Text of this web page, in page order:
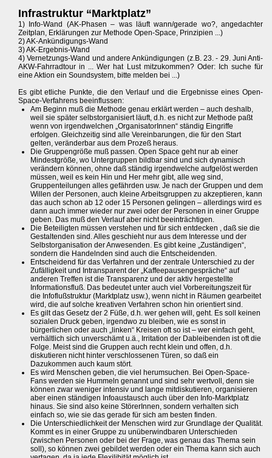
Infrastruktur “Marktplatz”
1) Info-Wand (AK-Phasen – was läuft wann/gerade wo?, angedachter
Zeitplan, Erklärungen zur Methode Open-Space, Prinzipien ...)
2) AK-Ankündigungs-Wand
3) AK-Ergebnis-Wand
4) Vernetzungs-Wand und andere Ankündigungen (z.B. 23. - 29. Juni Anti-
AKW-Fahrradtour in ... Wer hat Lust mitzukommen? Oder: Ich suche für
eine Aktion ein Soundsystem, bitte melden bei ...)
Es gibt etliche Punkte, die den Verlauf und die Ergebnisse eines Open-
Space-Verfahrens beeinflussen:
Am Beginn muß die Methode genau erklärt werden – auch deshalb,
weil sie später selbstorganisiert läuft, d.h. es nicht zur Methode paßt
wenn von irgendwelchen „OrganisatorInnen“ ständig Eingriffe
erfolgen. Gleichzeitig sind alle Vereinbarungen, die für den Start
gelten, veränderbar aus dem Prozeß heraus.
Die Gruppengröße muß passen. Open Space geht nur ab einer
Mindestgröße, wo Untergruppen bildbar sind und sich dynamisch
verändern können, ohne daß ständig irgendwelche aufgelöst werden
müssen, weil es kein Hin und Her mehr gibt, alle weg sind,
Gruppenteilungen alles gefährden usw. Je nach der Gruppen und dem
Willen der Personen, auch kleine Arbeitsgruppen zu akzeptieren, kann
das auch schon ab 12 oder 15 Personen gelingen – allerdings wird es
dann auch immer wieder nur zwei oder der Personen in einer Gruppe
geben. Das muß den Verlauf aber nicht beeinträchtigen.
Die Beteiligten müssen verstehen und für sich entdecken , daß sie die
Gestaltenden sind. Alles geschieht nur aus dem Interesse und der
Selbstorganisation der Anwesenden. Es gibt keine „Zuständigen“,
sondern die Handelnden sind auch die Entscheidenden.
Entscheidend für das Verfahren und der zentrale Unterschied zu der
Zufälligkeit und Intransparent der „Kaffeepausengespräche“ auf
anderen Treffen ist die Transparenz und der aktiv hergestellte
Informationsfluß. Das bedeutet unter auch viel Vorbereitungszeit für
die Infoflußstruktur (Marktplatz usw.), wenn nicht in Räumen gearbeitet
wird, die auf solche kreativen Verfahren schon hin orientiert sind.
Es gilt das Gesetz der 2 Füße, d.h. wer gehen will, geht. Es soll keinen
sozialen Druck geben, irgendwo zu bleiben, wie es sonst in
bürgerlichen oder auch „linken“ Kreisen oft so ist – wer einfach geht,
verhältlich sich unverschämt u.ä., Irritation der Dableibenden ist oft die
Folge. Meist sind die Gruppen auch recht klein und offen, d.h.
diskutieren nicht hinter verschlossenen Türen, so daß ein
Dazukommen auch kaum stört.
Es wird Menschen geben, die viel herumsuchen. Bei Open-Space-
Fans werden sie Hummeln genannt und sind sehr wertvoll, denn sie
können zwar weniger intensiv und lange mitdiskutieren, organisieren
aber einen ständigen Infoaustausch auch über den Info-Marktplatz
hinaus. Sie sind also keine StörerInnen, sondern verhalten sich
einfach so, wie sie das gerade für sich am besten finden.
Die Unterschiedlichkeit der Menschen wird zur Grundlage der Qualität.
Kommt es in einer Gruppe zu unüberwindbaren Unterschieden
(zwischen Personen oder bei der Frage, was genau das Thema sein
soll), so können zwei gebildet werden oder ein Thema kann sich auch